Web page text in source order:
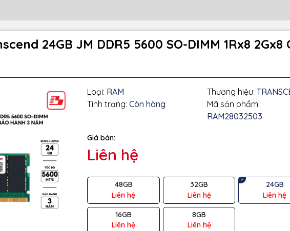
24GB JM DDR5 5600 SO-DIMM 1Rx8 2Gx8
Loại: RAM Thương hiệu:
Tình trạng: Còn hàng
Mã sản phẩm:
RAM28032503
Giá bán:
Liên hệ
48GB
Liên hệ
32GB
Liên hệ
24GB
Liên hệ
16GB
Liên hệ
8GB
Liên hệ
Thông số kỹ thuật
Thương hiệu
RAM Type
Dung lượng
Kích thước 8.0 x 2.21 x 0.381 (cm)